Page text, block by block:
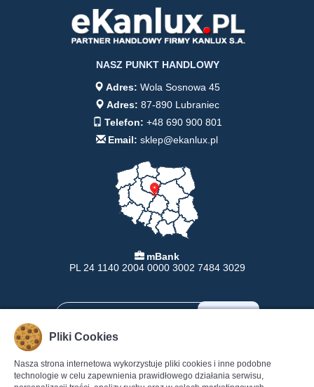
NASZ PUNKT HANDLOWY
Adres: Wola Sosnowa 45
Adres: 87-890 Lubraniec
Telefon: +48 690 900 801
Email: sklep@ekanlux.pl
mBank
PL 24 1140 2004 0000 3002 7484 3029
INFORMACJE
POMOC
Pliki Cookies
Nasza strona internetowa wykorzystuje pliki cookies i inne podobne
technologie w celu zapewnienia prawidłowego działania serwisu,